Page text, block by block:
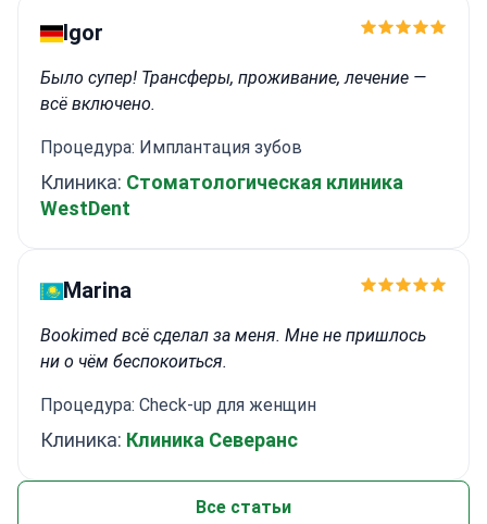
Igor
Было супер! Трансферы, проживание, лечение —
всё включено.
Процедура: Имплантация зубов
Клиника: Стоматологическая клиника
WestDent
Marina
Bookimed всё сделал за меня. Мне не пришлось
ни о чём беспокоиться.
Процедура: Check-up для женщин
Клиника: Клиника Северанс
Все статьи